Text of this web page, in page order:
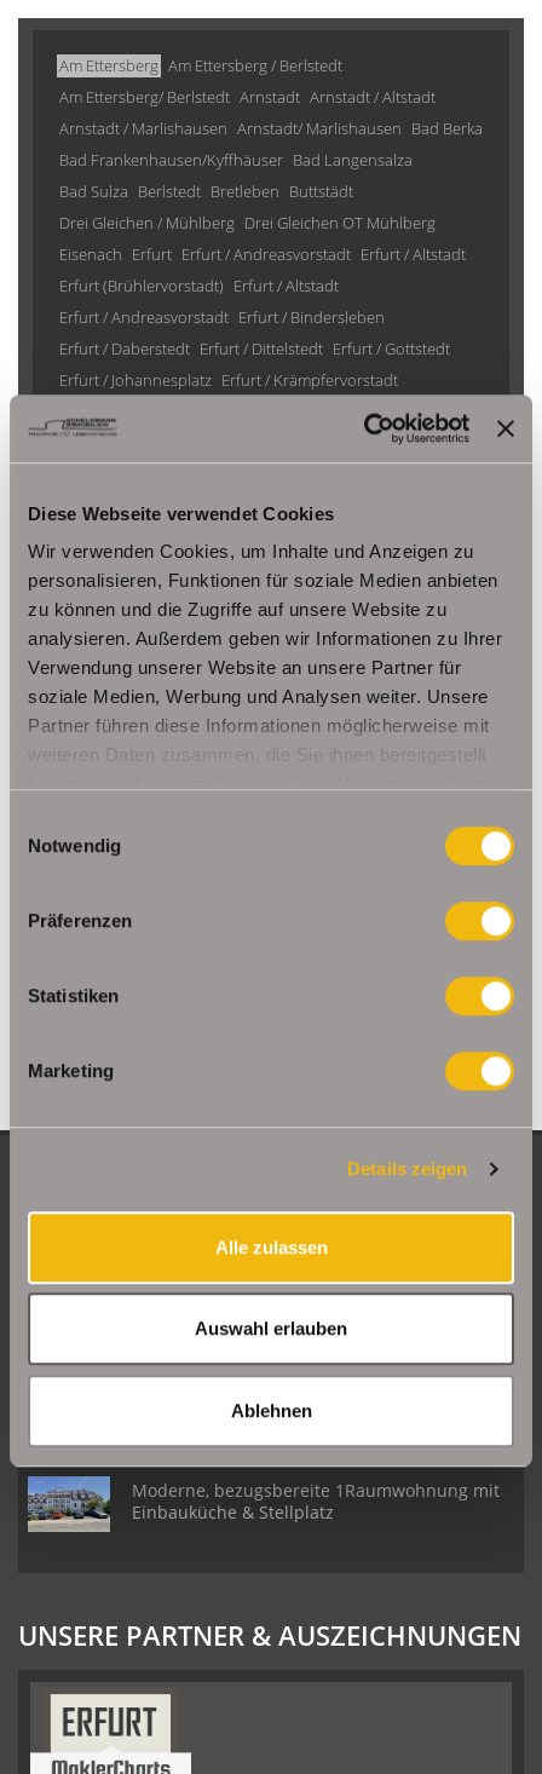
Diese Webseite verwendet Cookies
Wir verwenden Cookies, um Inhalte und Anzeigen zu
personalisieren, Funktionen für soziale Medien anbieten
zu können und die Zugriffe auf unsere Website zu
analysieren. Außerdem geben wir Informationen zu Ihrer
Verwendung unserer Website an unsere Partner für
soziale Medien, Werbung und Analysen weiter. Unsere
Partner führen diese Informationen möglicherweise mit
weiteren Daten zusammen, die Sie ihnen bereitgestellt
Notwendig
Präferenzen
Statistiken
Marketing
Details zeigen
Alle zulassen
Auswahl erlauben
Ablehnen
Am Ettersberg Am Ettersberg / Berlstedt
Am Ettersberg/ Berlstedt Arnstadt Arnstadt / Altstadt
Arnstadt / Marlishausen Arnstadt/ Marlishausen Bad Berka
Bad Frankenhausen/Kyffhäuser Bad Langensalza
Bad Sulza Berlstedt Bretleben Buttstädt
Drei Gleichen / Mühlberg Drei Gleichen OT Mühlberg
Eisenach Erfurt Erfurt / Andreasvorstadt Erfurt / Altstadt
Erfurt (Brühlervorstadt) Erfurt / Altstadt
Erfurt / Andreasvorstadt Erfurt / Bindersleben
Erfurt / Daberstedt Erfurt / Dittelstedt Erfurt / Gottstedt
Erfurt / Johannesplatz Erfurt / Krämpfervorstadt
Erfurt / Molsdorf
Erfurt /Andreasvorstadt Erfurt/ Frienstedt
Erfurt/ Salomonsborn
Erfurt/ Vieselbach
Gotha
Grammetal
Großheringen Gräfenhain/ Ohrdruf
Herbsleben
Ichtershausen Kleinmölsen
Kutzleben / Lützensömmern
Nesse- Apfelstädt / Kornhochheim Nohra Oberhof
Ohrdruf Riethnordhausen Ruhla
Saalfeld/Saale / Remschütz
Steinbach-Hallenberg/ Viernau
Tonna / Gräfentonna Udestedt
kaufen Am Ettersberg
Immobilien Am
Einfamilienhäuser Am
Ettersberg
Große Etagenwohnung mit 2 Balkonen in Erfurt
Schöne Erdgeschosswohnung mit Balkon in
Moderne, bezugsbereite 1Raumwohnung mit
Einbauküche & Stellplatz
UNSERE PARTNER & AUSZEICHNUNGEN